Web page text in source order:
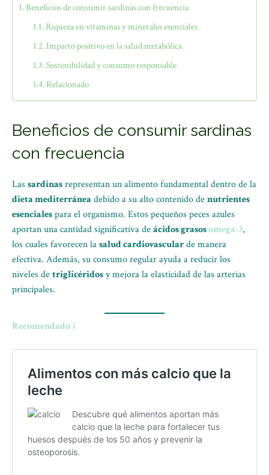
Beneficios de consumir sardinas con frecuencia
Riqueza en vitaminas y minerales esenciales
Impacto positivo en la salud metabólica
Sostenibilidad y consumo responsable
Relacionado
Beneficios de consumir sardinas
con frecuencia
Las sardinasrepresentan un alimento fundamental dentro de la
dieta mediterránea debido a su alto contenido denutrientes
esencialespara el organismo. Estos pequeños peces azules
aportan una cantidad significativa deácidos grasosomega-3,
los cuales favorecen lasalud cardiovascularde manera
efectiva. Además, su consumo regular ayuda a reducir los
niveles detriglicéridosy mejora la elasticidad de las arterias
principales.
Recomendado ↓